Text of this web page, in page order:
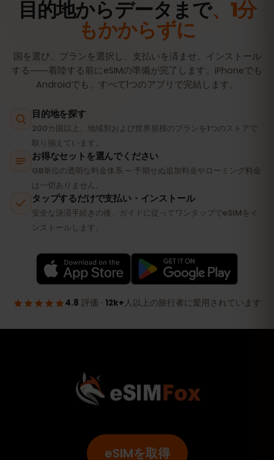
eSIMを取得